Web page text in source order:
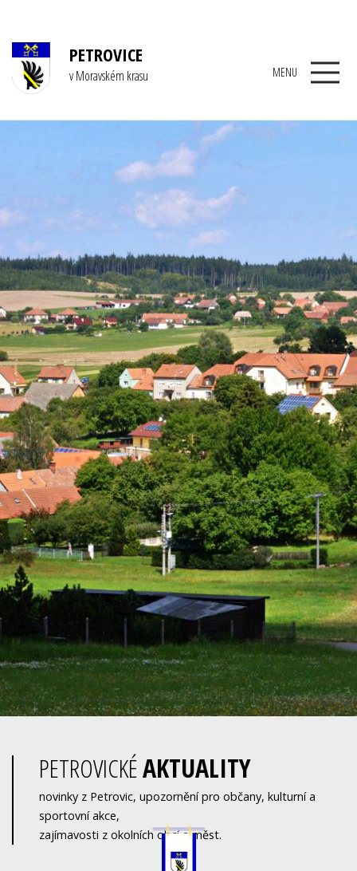
PETROVICE
v Moravském krasu MENU
PETROVICKÉAKTUALITY
novinky z Petrovic, upozornění pro občany, kulturní a
sportovní akce,
zajímavosti z okolních obcí a měst.